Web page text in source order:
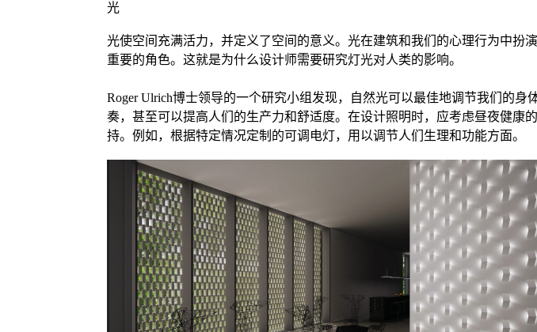
光
光使空间充满活力，并定义了空间的意义。光在建筑和我们的心理行为中扮
重要的角色。这就是为什么设计师需要研究灯光对人类的影响。
Roger Ulrich博士领导的一个研究小组发现，自然光可以最佳地调节我们的身
奏，甚至可以提高人们的生产力和舒适度。在设计照明时，应考虑昼夜健康
持。例如，根据特定情况定制的可调电灯，用以调节人们生理和功能方面。